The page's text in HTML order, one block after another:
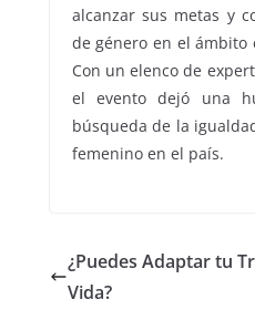
alcanzar sus metas y
de género en el ámbito
Con un elenco de
el evento dejó una
búsqueda de la
femenino en el país.
¿Puedes Adaptar tu
Vida?